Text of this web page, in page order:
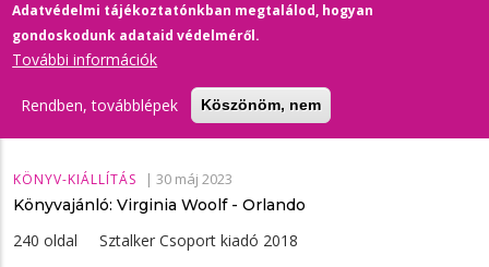
Adatvédelmi tájékoztatónkban megtalálod, hogyan
gondoskodunk adataid védelméről.
További információk
Rendben, továbblépek Köszönöm, nem
KÖNYV-KIÁLLÍTÁS | 30 máj 2023
Könyvajánló: Virginia Woolf - Orlando
240 oldal Sztalker Csoport kiadó 2018